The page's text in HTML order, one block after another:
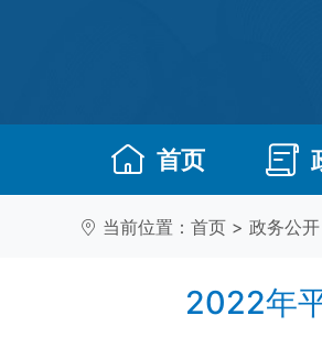
首页
当前位置： 首页 > 政务公开
2022年